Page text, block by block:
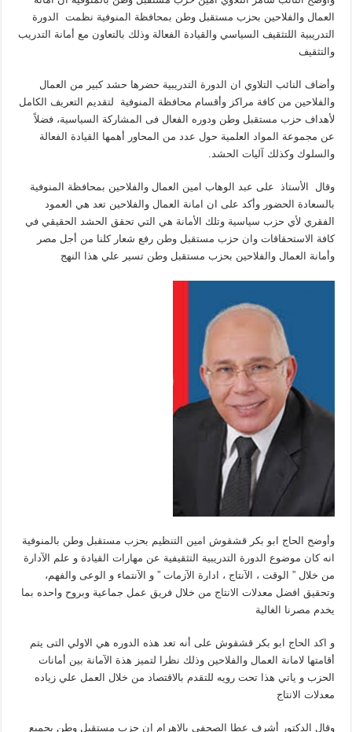
العمال والفلاحين بحزب مستقبل وطن بمحافظة المنوفية نظمت الدورة
التدريبية اللتثقيف السياسي والقيادة الفعالة وذلك بالتعاون مع أمانة التدريب
والتثقيف
وأضاف النائب التلاوي ان الدورة التدريبية حضرها حشد كبير من العمال
والفلاحين من كافة مراكز وأقسام محافظة المنوفية لتقديم التعريف الكامل
لأهداف حزب مستقبل وطن ودوره الفعال فى المشاركة السياسية، فضلاً
عن مجموعة المواد العلمية حول عدد من المحاور أهمها القيادة الفعالة
والسلوك وكذلك آليات الحشد.
وقال الأستاذ على عبد الوهاب امين العمال والفلاحين بمحافظة المنوفية
بالسعادة الحضور وأكد على ان امانة العمال والفلاحين تعد هي العمود
الفقري لأي حزب سياسية وتلك الأمانة هي التي تحقق الحشد الحقيقي في
كافة الاستحقاقات وان حزب مستقبل وطن رفع شعار كلنا من أجل مصر
وأمانة العمال والفلاحين بحزب مستقبل وطن تسير علي هذا النهج
وأوضح الحاج ابو بكر قشقوش امين التنظيم بحزب مستقبل وطن بالمنوفية
انه كان موضوع الدورة التدريبية التثقيفية عن مهارات القيادة و علم الآدارة
من خلال ” الوقت ، الآنتاج ، ادارة الآزمات ” و الآنتماء و الوعى والفهم،
وتحقيق افضل معدلات الانتاج من خلال فريق عمل جماعية وبروح واحده بما
يخدم مصرنا الغالية
و اكد الحاج ابو بكر قشقوش على أنه تعد هذه الدوره هي الاولي التى يتم
أقامتها لامانة العمال والفلاحين وذلك نظرا لتميز هذة الآمانة بين أمانات
الحزب و ياتي هذا تحت رويه للتقدم بالاقتصاد من خلال العمل علي زياده
معدلات الانتاج
وقال الدكتور أشرف عطا الصحفي بالاهرام إن حزب مستقبل وطن بجميع